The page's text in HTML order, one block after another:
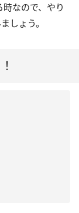
なので、やり
しょう。